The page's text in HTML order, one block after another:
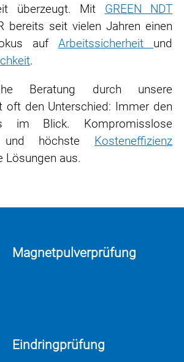
über­zeugt. Mit GREEN NDT
bereits seit vielen Jahren einen
auf Arbeitssicherheit und
.
Beratung durch unsere
oft den Unterschied: Immer den
im Blick. Kompromisslose
und höchste Kosteneffizienz
Lösungen aus.
Magnetpulverprüfung
Eindringprüfung